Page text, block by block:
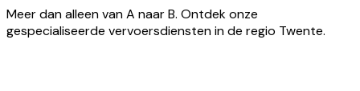
Meer dan alleen van A naar B. Ontdek onze
gespecialiseerde vervoersdiensten in de regio Twente.